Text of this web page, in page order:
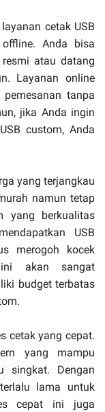
cetak USB
Anda bisa
atau datang
Layanan online
tanpa
jika Anda ingin
custom, Anda
yang terjangkau
namun tetap
yang berkualitas
USB
merogoh kocek
akan sangat
budget terbatas
cetak yang cepat.
yang mampu
singkat. Dengan
lama untuk
cepat ini juga